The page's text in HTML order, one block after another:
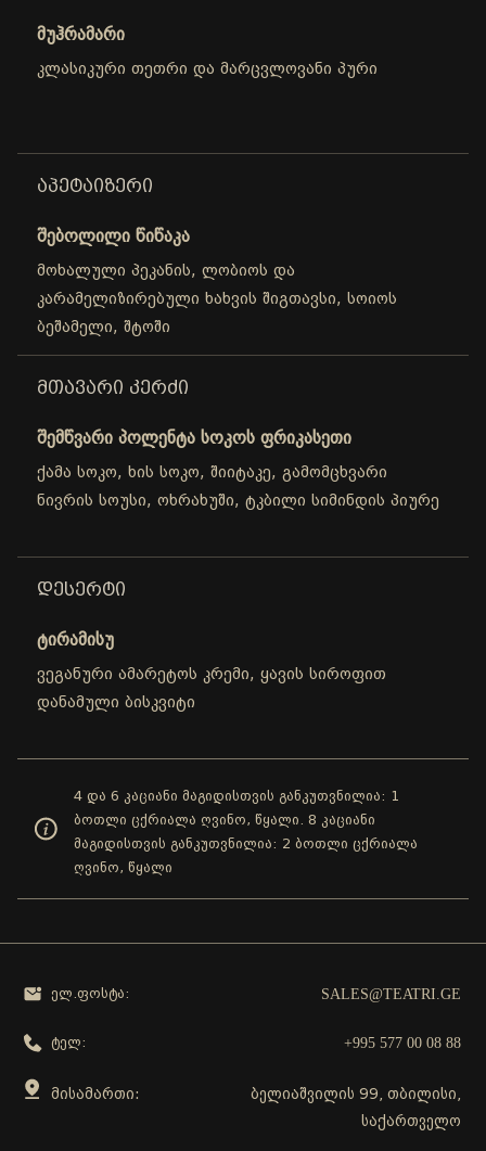
მუჰრამარი
კლასიკური თეთრი და მარცვლოვანი პური
ᲐᲞᲔᲢᲐᲘᲖᲔᲠᲘ
შებოლილი წიწაკა
მოხალული პეკანის, ლობიოს და
კარამელიზირებული ხახვის შიგთავსი, სოიოს
ბეშამელი, შტოში
ᲛᲗᲐᲕᲐᲠᲘ ᲙᲔᲠᲫᲘ
შემწვარი პოლენტა სოკოს ფრიკასეთი
ქამა სოკო, ხის სოკო, შიიტაკე, გამომცხვარი
ნივრის სოუსი, ოხრახუში, ტკბილი სიმინდის პიურე
ᲓᲔᲡᲔᲠᲢᲘ
ტირამისუ
ვეგანური ამარეტოს კრემი, ყავის სიროფით
დანამული ბისკვიტი
4 და 6 კაციანი მაგიდისთვის განკუთვნილია: 1
ბოთლი ცქრიალა ღვინო, წყალი. 8 კაციანი
მაგიდისთვის განკუთვნილია: 2 ბოთლი ცქრიალა
ღვინო, წყალი
ელ.ფოსტა: SALES@TEATRI.GE
ტელ: +995 577 00 08 88
მისამართი:
ბელიაშვილის 99, თბილისი,
საქართველო